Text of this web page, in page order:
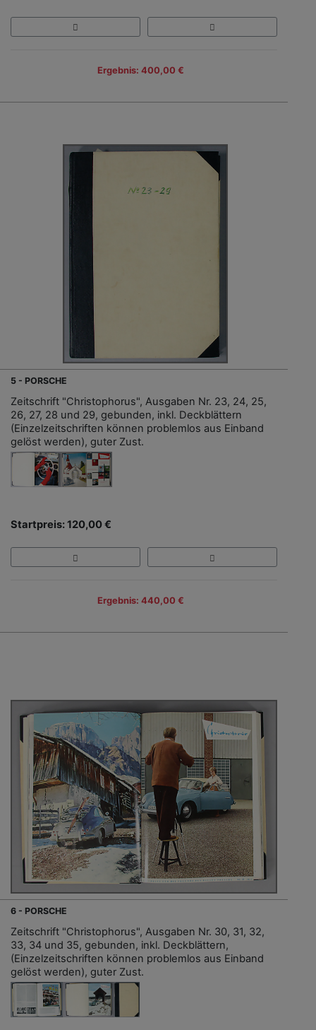
Ergebnis: 400,00 €
5 - PORSCHE
Zeitschrift "Christophorus", Ausgaben Nr. 23, 24, 25,
26, 27, 28 und 29, gebunden, inkl. Deckblättern
(Einzelzeitschriften können problemlos aus Einband
gelöst werden), guter Zust.
Startpreis: 120,00 €
Ergebnis: 440,00 €
6 - PORSCHE
Zeitschrift "Christophorus", Ausgaben Nr. 30, 31, 32,
33, 34 und 35, gebunden, inkl. Deckblättern,
(Einzelzeitschriften können problemlos aus Einband
gelöst werden), guter Zust.